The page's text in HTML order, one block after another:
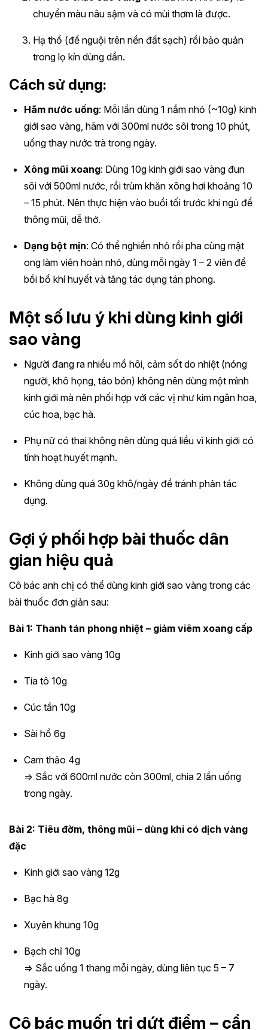
chuyển màu nâu sậm và có mùi thơm là được.
Hạ thổ (để nguội trên nền đất sạch) rồi bảo quản
trong lọ kín dùng dần.
Cách sử dụng:
Hãm nước uống: Mỗi lần dùng 1 nắm nhỏ (~10g) kinh
giới sao vàng, hãm với 300ml nước sôi trong 10 phút,
uống thay nước trà trong ngày.
Xông mũi xoang: Dùng 10g kinh giới sao vàng đun
sôi với 500ml nước, rồi trùm khăn xông hơi khoảng 10
– 15 phút. Nên thực hiện vào buổi tối trước khi ngủ để
thông mũi, dễ thở.
Dạng bột mịn: Có thể nghiền nhỏ rồi pha cùng mật
ong làm viên hoàn nhỏ, dùng mỗi ngày 1 – 2 viên để
bồi bổ khí huyết và tăng tác dụng tán phong.
Một số lưu ý khi dùng kinh giới
sao vàng
Người đang ra nhiều mồ hôi, cảm sốt do nhiệt (nóng
người, khô họng, táo bón) không nên dùng một mình
kinh giới mà nên phối hợp với các vị như kim ngân hoa,
cúc hoa, bạc hà.
Phụ nữ có thai không nên dùng quá liều vì kinh giới có
tính hoạt huyết mạnh.
Không dùng quá 30g khô/ngày để tránh phản tác
dụng.
Gợi ý phối hợp bài thuốc dân
gian hiệu quả
Cô bác anh chị có thể dùng kinh giới sao vàng trong các
bài thuốc đơn giản sau:
Bài 1: Thanh tán phong nhiệt – giảm viêm xoang cấp
Kinh giới sao vàng 10g
Tía tô 10g
Cúc tần 10g
Sài hồ 6g
Cam thảo 4g
=> Sắc với 600ml nước còn 300ml, chia 2 lần uống
trong ngày.
Bài 2: Tiêu đờm, thông mũi – dùng khi có dịch vàng
đặc
Kinh giới sao vàng 12g
Bạc hà 8g
Xuyên khung 10g
Bạch chỉ 10g
=> Sắc uống 1 thang mỗi ngày, dùng liên tục 5 – 7
ngày.
Cô bác muốn trị dứt điểm – cần